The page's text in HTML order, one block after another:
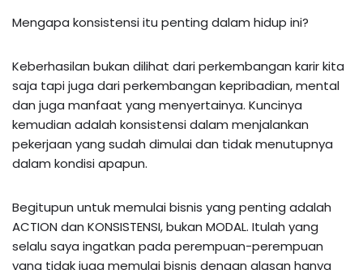
Mengapa konsistensi itu penting dalam hidup ini?
Keberhasilan bukan dilihat dari perkembangan karir kita
saja tapi juga dari perkembangan kepribadian, mental
dan juga manfaat yang menyertainya. Kuncinya
kemudian adalah konsistensi dalam menjalankan
pekerjaan yang sudah dimulai dan tidak menutupnya
dalam kondisi apapun.
Begitupun untuk memulai bisnis yang penting adalah
ACTION dan KONSISTENSI, bukan MODAL. Itulah yang
selalu saya ingatkan pada perempuan-perempuan
yang tidak juga memulai bisnis dengan alasan hanya